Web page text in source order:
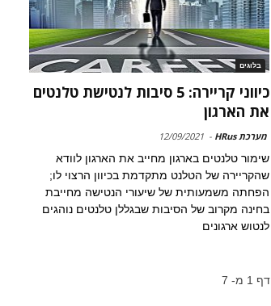
בלוגים
כיווני קריירה: 5 סיבות לנטישת טלנטים
את הארגון
מערכת HRus -
12/09/2021
שימור טלנטים בארגון מחייב את הארגון לוודא
שהקריירה של הטלנט מתקדמת בכיוון הרצוי לו;
הפחתה משמעותית של שיעורי הנטישה מחייבת
בחינה מקרוב של הסיבות שבגללן טלנטים נוהגים
לנטוש ארגונים
דף 1 מ- 7